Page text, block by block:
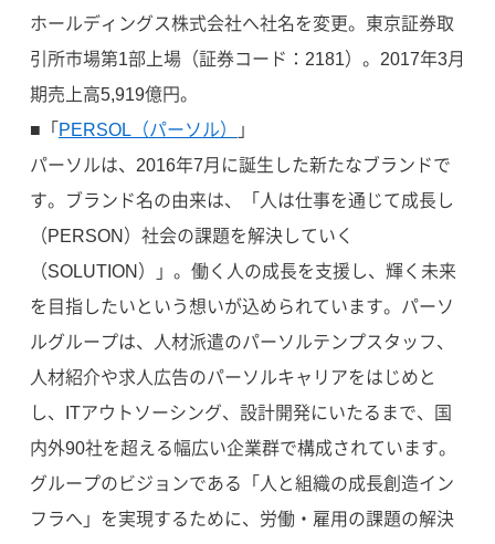
ホールディングス株式会社へ社名を変更。東京証券取
引所市場第1部上場（証券コード：2181）。2017年3月
期売上高5,919億円。
■「 PERSOL（パーソル）
」
パーソルは、2016年7月に誕生した新たなブランドで
す。ブランド名の由来は、「人は仕事を通じて成長し
（PERSON）社会の課題を解決していく
（SOLUTION）」。働く人の成長を支援し、輝く未来
を目指したいという想いが込められています。パーソ
ルグループは、人材派遣のパーソルテンプスタッフ、
人材紹介や求人広告のパーソルキャリアをはじめと
し、ITアウトソーシング、設計開発にいたるまで、国
内外90社を超える幅広い企業群で構成されています。
グループのビジョンである「人と組織の成長創造イン
フラへ」を実現するために、労働・雇用の課題の解決